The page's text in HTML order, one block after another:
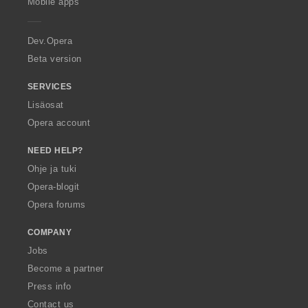
a
Dev.Opera
Beta version
SERVICES
Lisäosat
Opera account
NEED HELP?
Ohje ja tuki
Opera-blogit
Opera forums
COMPANY
Jobs
Become a partner
Press info
Contact us